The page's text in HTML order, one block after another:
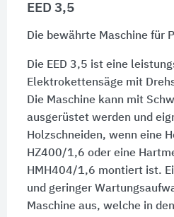
EED 3,5
Die bewährte Maschine für
Die EED 3,5 ist eine
Elektrokettensäge mit
Die Maschine kann mit
ausgerüstet werden und
Holzschneiden, wenn eine
HZ400/1,6 oder eine
HMH404/1,6 montiert ist.
und geringer
Maschine aus, welche in